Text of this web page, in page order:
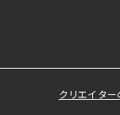
クリエイタ